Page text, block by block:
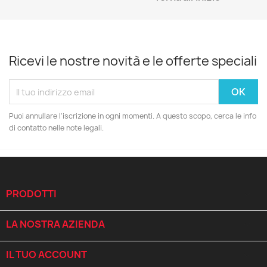
Ricevi le nostre novità e le offerte speciali
Puoi annullare l'iscrizione in ogni momenti. A questo scopo, cerca le info
di contatto nelle note legali.
PRODOTTI
LA NOSTRA AZIENDA
IL TUO ACCOUNT